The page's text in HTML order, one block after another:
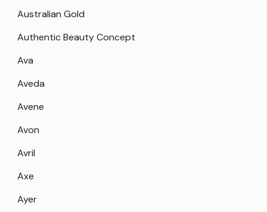
Australian Gold
Authentic Beauty Concept
Ava
Aveda
Avene
Avon
Avril
Axe
Ayer